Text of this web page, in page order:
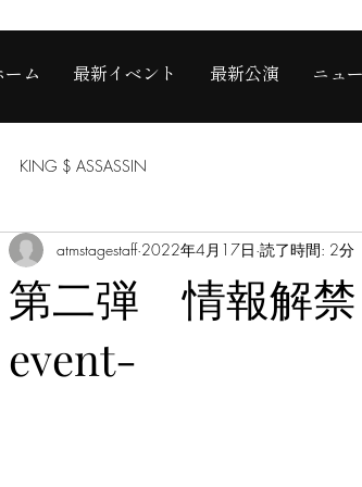
ーム 最新イベント 最新公演 ニュ
KING $ ASSASSIN
第二弾 情報解
event-
atmstagestaff 2022年4月17日 読了時間: 2分